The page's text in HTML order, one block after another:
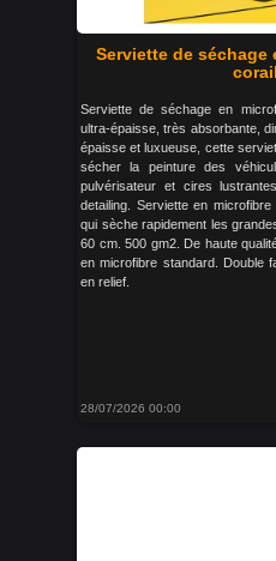
Serviette de
Serviette de séchage en
ultra-épaisse, très absorbante,
épaisse et luxueuse, cette
sécher la peinture des
pulvérisateur et cires
detailing. Serviette en
qui sèche rapidement les
60 cm. 500 gm2. De haute
en microfibre standard. Double
en relief.
28/07/2026 00:00